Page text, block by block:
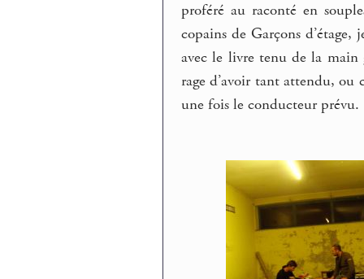
proféré au raconté en
copains de Garçons
avec le livre tenu de la main
rage d’avoir tant attendu, ou
une fois le conducteur prévu.